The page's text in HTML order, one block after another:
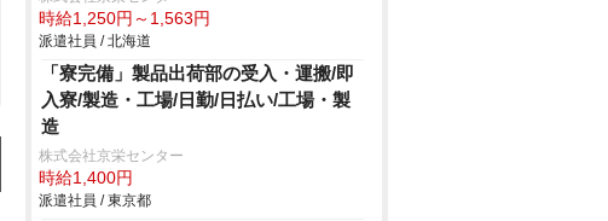
時給1,250円～1,563円
派遣社員 / 北海道
「寮完備」製品出荷部の受入・運搬/即
入寮/製造・工場/日勤/日払い/工場・製
造
株式会社京栄センター
時給1,400円
派遣社員 / 東京都